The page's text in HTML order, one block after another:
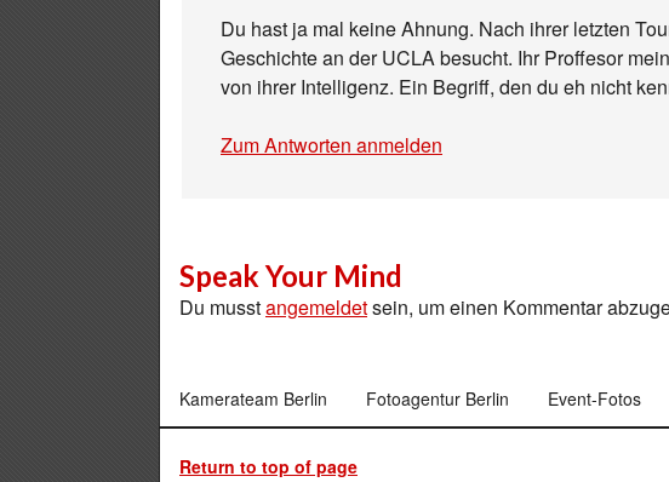
Du hast ja mal keine Ahnung. Nach ihrer letzten
Geschichte an der UCLA besucht. Ihr Proffesor
von ihrer Intelligenz. Ein Begriff, den du eh nicht
Zum Antworten anmelden
Speak Your Mind
Du musstangemeldetsein, um einen Kommentar
Kamerateam Berlin Fotoagentur Berlin Event-Fotos
Return to top of page